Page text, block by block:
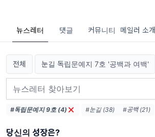
뉴스레터 댓글 커뮤니티 메일러 소개
전체 눈길 독립문예지 7호 '공백과 여백'
#독립문예지 9호 (4) #눈길 (38)
#공백 (21)
당신의 성장은?